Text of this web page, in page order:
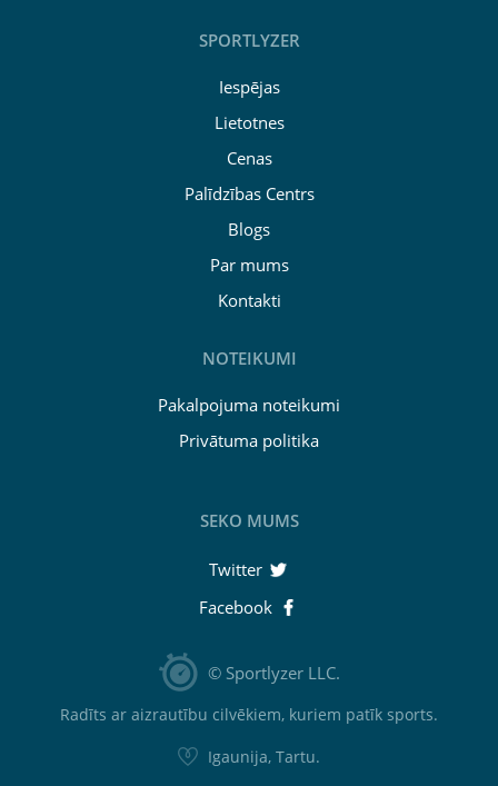
SPORTLYZER
Iespējas
Lietotnes
Cenas
Palīdzības Centrs
Blogs
Par mums
Kontakti
NOTEIKUMI
Pakalpojuma noteikumi
Privātuma politika
SEKO MUMS
Twitter
Facebook
© Sportlyzer LLC.
Radīts ar aizrautību cilvēkiem, kuriem patīk sports.
Igaunija, Tartu.